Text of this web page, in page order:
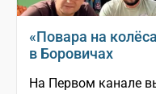
«Повара на
в Боровичах
На Первом канале